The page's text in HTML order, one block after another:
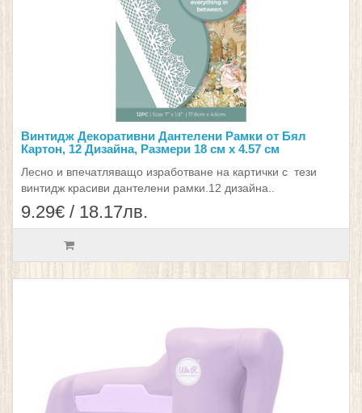
Винтидж Декоративни Дантелени Рамки от Бял
Картон, 12 Дизайна, Размери 18 см x 4.57 см
Лесно и впечатляващо изработване на картички с тези
винтидж красиви дантелени рамки.12 дизайна..
9.29€ / 18.17лв.